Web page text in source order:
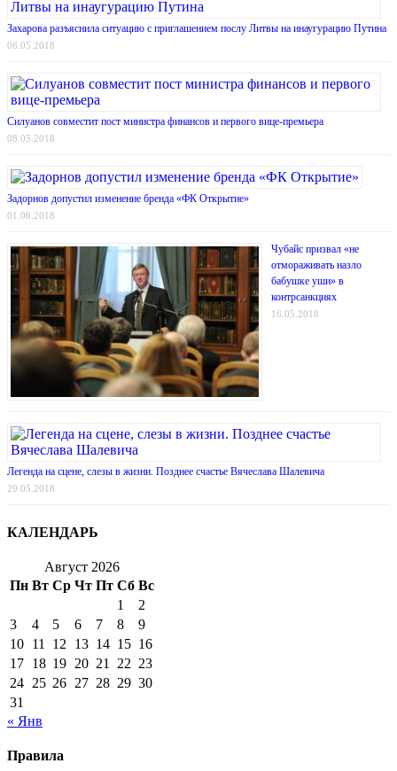
Захарова разъяснила ситуацию с приглашением послу Литвы на инаугурацию Путина
06.05.2018
Силуанов совместит пост министра финансов и первого вице-премьера
08.05.2018
Задорнов допустил изменение бренда «ФК Открытие»
01.06.2018
Чубайс призвал «не
отмораживать назло
бабушке уши» в
контрсанкциях
16.05.2018
Легенда на сцене, слезы в жизни. Позднее счастье Вячеслава Шалевича
29.05.2018
КАЛЕНДАРЬ
Август 2026
Пн Вт Ср Чт Пт Сб Вс
1
2
3
4 5 6 7 8
9
10 11 12 13 14 15 16
17 18 19 20 21 22 23
24 25 26 27 28 29 30
31
« Янв
Правила